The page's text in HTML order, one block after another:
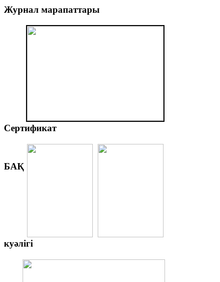
Журнал марапаттары
Сертификат
БАҚ
куәлігі